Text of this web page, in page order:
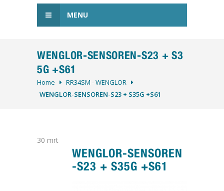
MENU
WENGLOR-SENSOREN-S23 + S3
5G +S61
Home
RR34SM - WENGLOR
WENGLOR-SENSOREN-S23 + S35G +S61
30 mrt
WENGLOR-SENSOREN
-S23 + S35G +S61